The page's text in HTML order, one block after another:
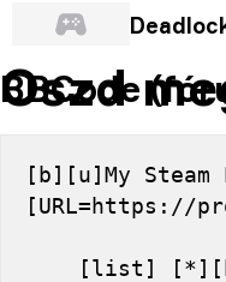
Oszd
BBCode
[b][u]My
[URL=https://
[list]